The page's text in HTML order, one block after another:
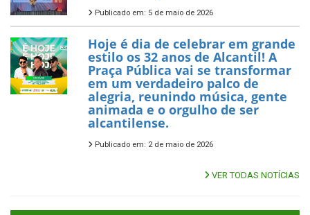
Publicado em: 5 de maio de 2026
Hoje é dia de celebrar em grande
estilo os 32 anos de Alcantil! A
Praça Pública vai se transformar
em um verdadeiro palco de
alegria, reunindo música, gente
animada e o orgulho de ser
alcantilense.
Publicado em: 2 de maio de 2026
VER TODAS NOTÍCIAS